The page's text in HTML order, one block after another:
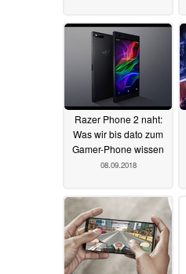
Razer Phone 2 naht:
Was wir bis dato zum
Gamer-Phone wissen
08.09.2018